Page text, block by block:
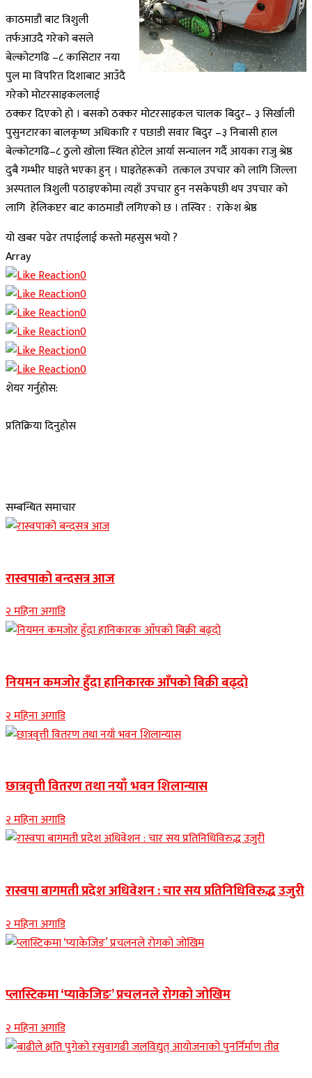
काठमाडौं बाट त्रिशुली
तर्फआउदै गरेको बसले
बेल्कोटगढि –८ कासिटार नया
पुल मा विपरित दिशाबाट आउँदै
गरेको मोटरसाइकललाई
ठक्कर दिएको हो । बसको ठक्कर मोटरसाइकल चालक बिदुर– ३ सिर्खाली
पुसुनटारका बालकृष्ण अधिकारि र पछाडी सवार बिदुर –३ निबासी हाल
बेल्कोटगढि–८ ठुलो खोला स्थित होटेल आर्या सन्चालन गर्दै आयका राजु श्रेष्ठ
दुबै गम्भीर घाइते भएका हुन् । घाइतेहरूको तत्काल उपचार को लागि जिल्ला
अस्पताल त्रिशुली पठाइएकोमा त्यहाँ उपचार हुन नसकेपछी थप उपचार को
लागि हेलिकप्टर बाट काठमाडौं लगिएको छ । तस्विर : राकेश श्रेष्ठ
यो खबर पढेर तपाईलाई कस्तो महसुस भयो ?
Array
0
0
0
0
0
0
शेयर गर्नुहोस:
प्रतिक्रिया दिनुहोस
सम्बन्धित समाचार
रास्वपाको बन्दसत्र आज
२ महिना अगाडि
नियमन कमजोर हुँदा हानिकारक आँपको बिक्री बढ्दो
२ महिना अगाडि
छात्रवृत्ती वितरण तथा नयाँ भवन शिलान्यास
२ महिना अगाडि
रास्वपा बागमती प्रदेश अधिवेशन : चार सय प्रतिनिधिविरुद्ध उजुरी
२ महिना अगाडि
प्लास्टिकमा ‘प्याकेजिङ’ प्रचलनले रोगको जोखिम
२ महिना अगाडि